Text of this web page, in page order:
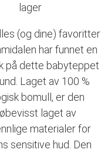
lager
(og dine) favoritter
har funnet en
på dette babyteppet
Laget av 100 %
bomull, er den
laget av
materialer for
sensitive hud. Den